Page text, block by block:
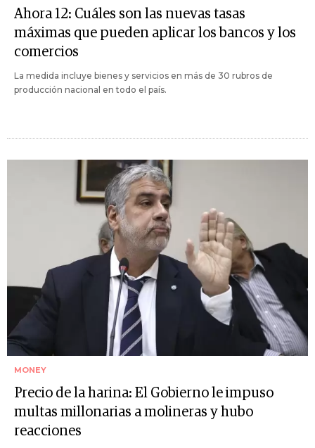
Ahora 12: Cuáles son las nuevas tasas
máximas que pueden aplicar los bancos y los
comercios
La medida incluye bienes y servicios en más de 30 rubros de
producción nacional en todo el país.
MONEY
Precio de la harina: El Gobierno le impuso
multas millonarias a molineras y hubo
reacciones